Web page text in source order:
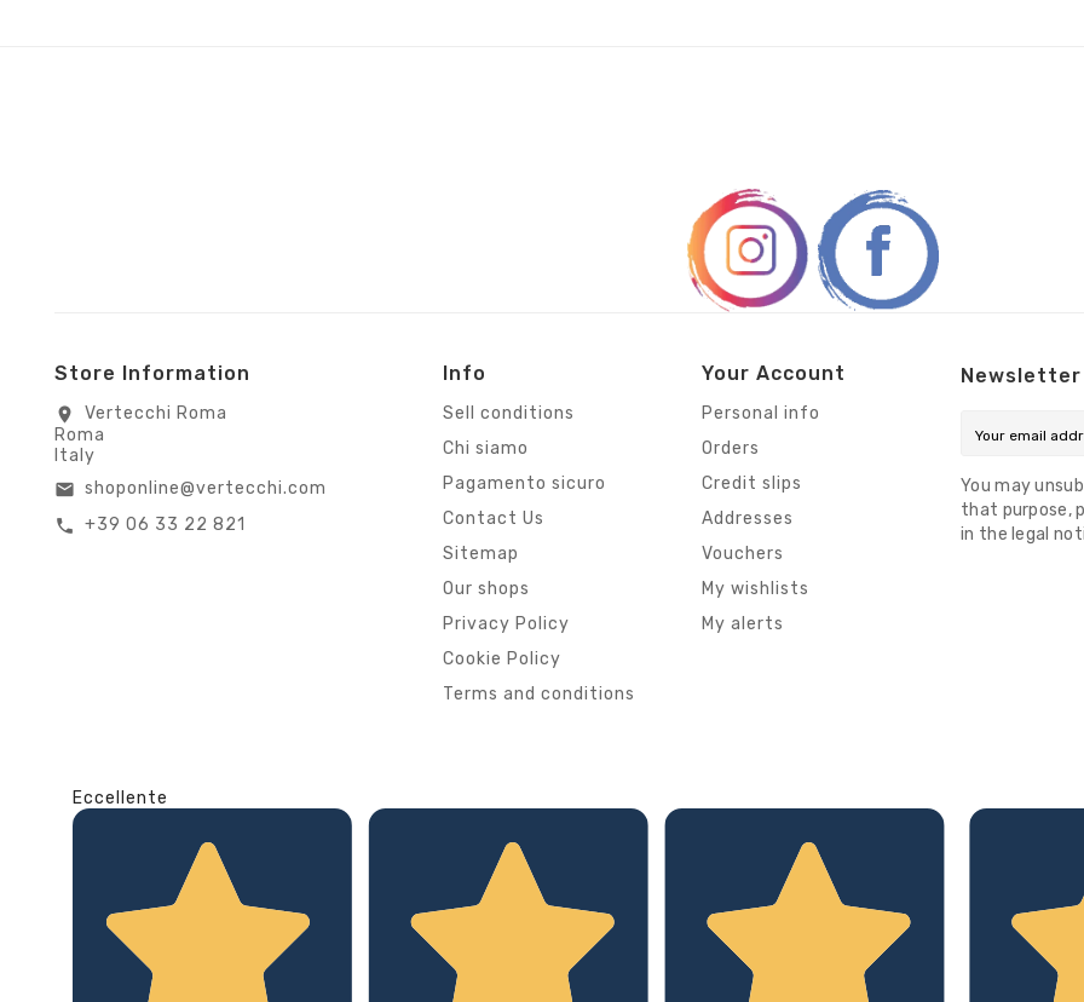
Store Information
location_on
Vertecchi Roma
Roma
Italy
email shoponline@vertecchi.com
call +39 06 33 22 821
Info
Sell conditions
Chi siamo
Pagamento sicuro
Contact Us
Sitemap
Our shops
Privacy Policy
Cookie Policy
Terms and conditions
Your Account
Personal info
Orders
Credit slips
Addresses
Vouchers
My wishlists
My alerts
Newsletter
You may
that purpose,
in the legal
Eccellente